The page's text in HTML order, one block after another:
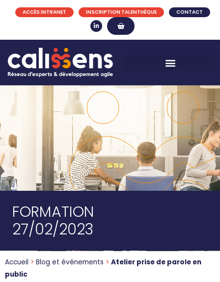
ACCÈS INTRANET INSCRIPTION TALENTHÈQUE CONTACT
FORMATION
27/02/2023
Accueil > Blog et événements > Atelier prise de parole en
public